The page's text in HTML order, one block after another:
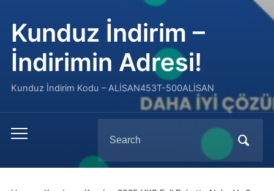
Kunduz İndirim –
İndirimin Adresi!
Kunduz İndirim Kodu – ALİSAN453T-500ALİSAN
Toggle
menu
for: